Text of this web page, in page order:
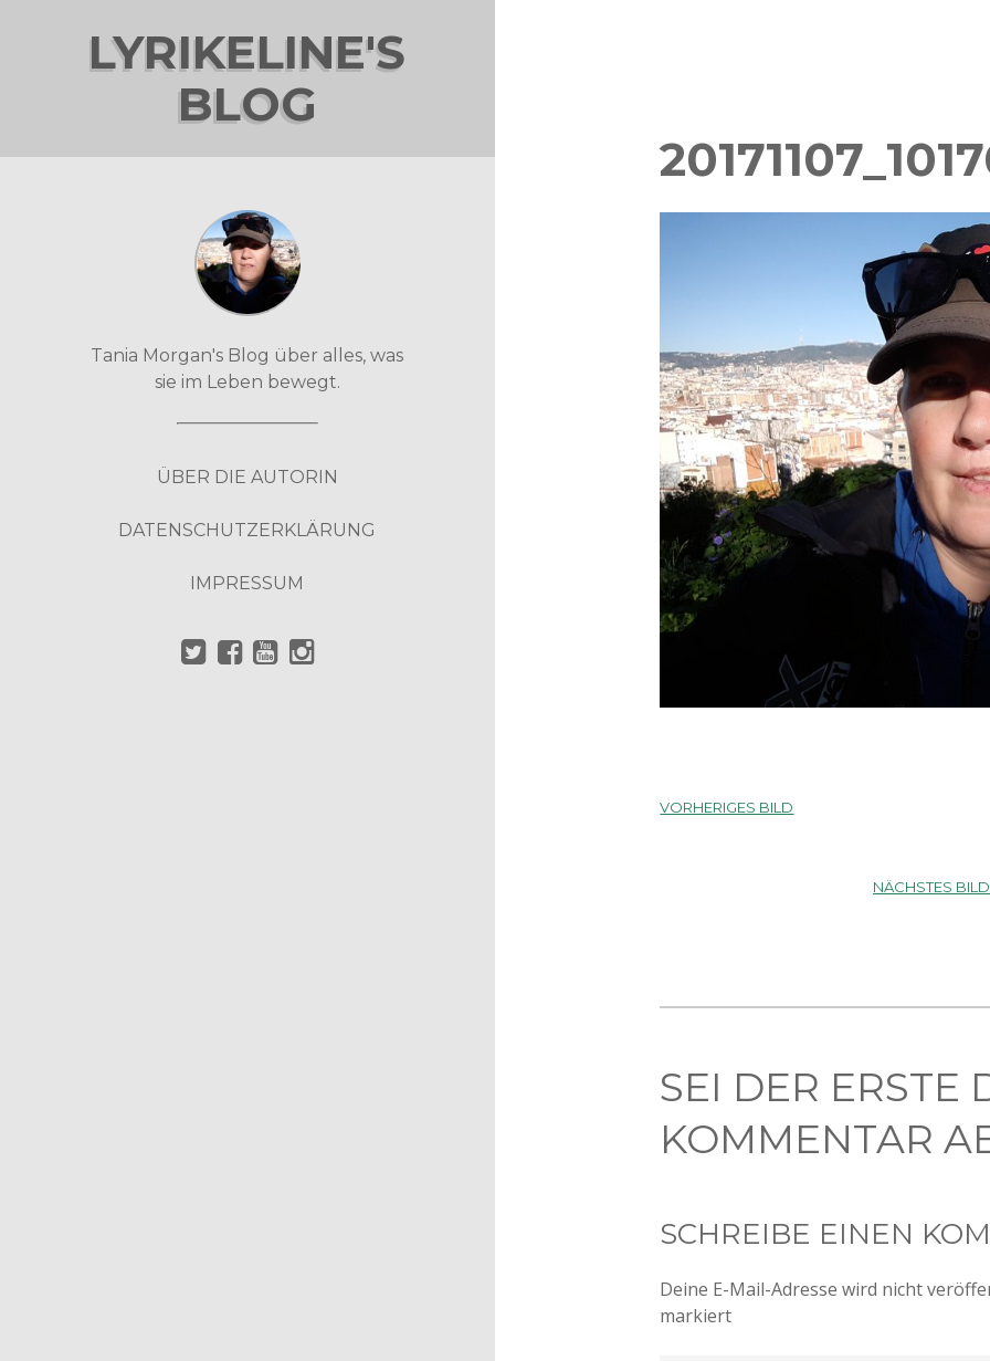
LYRIKELINE'S
BLOG
Tania Morgan's Blog über alles, was
sie im Leben bewegt.
ÜBER DIE AUTORIN
DATENSCHUTZERKLÄRUNG
IMPRESSUM
VORHERIGES BILD
NÄCHSTES BILD
SEI DER ERSTE
KOMMENTAR
SCHREIBE EINEN
Deine E-Mail-Adresse wird nicht
markiert